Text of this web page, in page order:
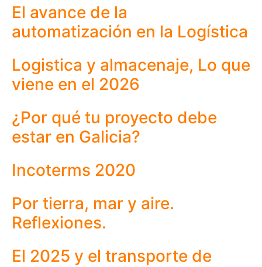
El avance de la
automatización en la Logística
Logistica y almacenaje, Lo que
viene en el 2026
¿Por qué tu proyecto debe
estar en Galicia?
Incoterms 2020
Por tierra, mar y aire.
Reflexiones.
El 2025 y el transporte de